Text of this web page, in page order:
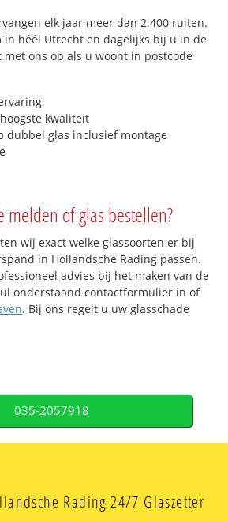
elk jaar meer dan 2.400 ruiten.
in héél Utrecht en dagelijks bij u in de
ons op als u woont in postcode
kwaliteit
dubbel glas inclusief montage
melden of glas bestellen?
wij exact welke glassoorten er bij
in Hollandsche Rading passen.
advies bij het maken van de
onderstaand contactformulier in of
. Bij ons regelt u uw glasschade
035-2057918
Rading 24/7 Glaszetter